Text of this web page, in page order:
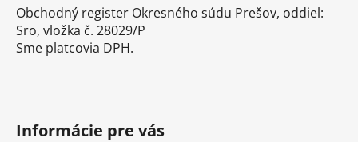
Obchodný register Okresného súdu Prešov, oddiel:
Sro, vložka č. 28029/P
Sme platcovia DPH.
Informácie pre vás